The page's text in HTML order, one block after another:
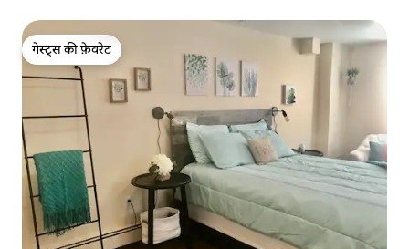
गेस्ट्स की फ़ेवरेट
गेस्ट्स की फ़ेवरेट